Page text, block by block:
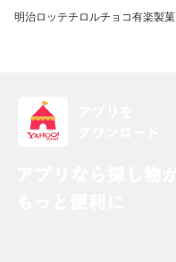
明治ロッテチロルチョコ有楽製菓